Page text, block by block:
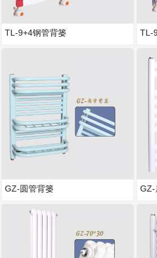
TL-9+4钢管背篓
GZ-圆管背篓
TL-
GZ-